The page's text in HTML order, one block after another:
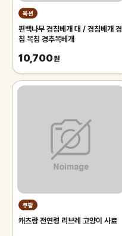
옥션
편백나무 경침베개 대 / 경침베개 경
침 목침 경추목베개
10,700원
쿠팡
캐츠랑 전연령 리브레 고양이 사료